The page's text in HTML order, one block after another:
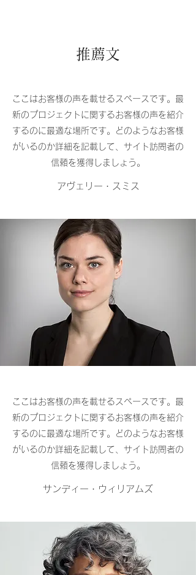
推薦文
ここはお客様の声を載せるスペースです。最
新のプロジェクトに関するお客様の声を紹介
するのに最適な場所です。どのようなお客様
がいるのか詳細を記載して、サイト訪問者の
信頼を獲得しましょう。
アヴェリー・スミス
ここはお客様の声を載せるスペースです。最
新のプロジェクトに関するお客様の声を紹介
するのに最適な場所です。どのようなお客様
がいるのか詳細を記載して、サイト訪問者の
信頼を獲得しましょう。
サンディー・ウィリアムズ